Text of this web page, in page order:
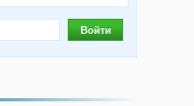
Войти